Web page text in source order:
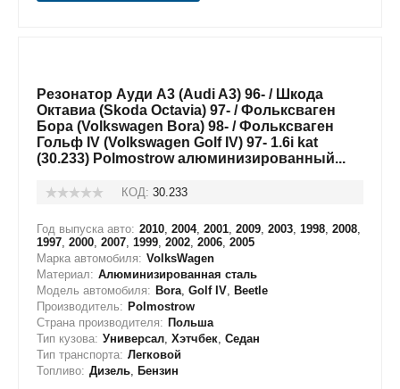
Резонатор Ауди А3 (Audi A3) 96- / Шкода
Октавиа (Skoda Octavia) 97- / Фольксваген
Бора (Volkswagen Bora) 98- / Фольксваген
Гольф IV (Volkswagen Golf IV) 97- 1.6i kat
(30.233) Polmostrow алюминизированный...
КОД: 30.233
Год выпуска авто: 2010, 2004, 2001, 2009, 2003, 1998, 2008,
1997, 2000, 2007, 1999, 2002, 2006, 2005
Марка автомобиля: VolksWagen
Материал: Алюминизированная сталь
Модель автомобиля: Bora, Golf IV, Beetle
Производитель: Polmostrow
Страна производителя: Польша
Тип кузова: Универсал, Хэтчбек, Седан
Тип транспорта: Легковой
Топливо: Дизель, Бензин